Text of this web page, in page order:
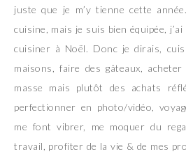
juste que je m’y tienne cette
cuisine, mais je suis bien équipée,
cuisiner à Noël. Donc je dirais,
maisons, faire des gâteaux,
masse mais plutôt des achats
perfectionner en photo/vidéo,
me font vibrer, me moquer du
travail, profiter de la vie & de mes